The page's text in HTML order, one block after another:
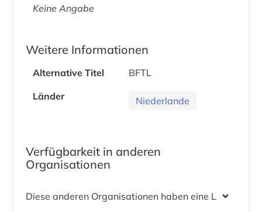
Keine Angabe
Weitere Informationen
Alternative Titel
BFTL
Länder
Niederlande
Verfügbarkeit in anderen
Organisationen
Diese anderen Organisationen haben eine Lizenz